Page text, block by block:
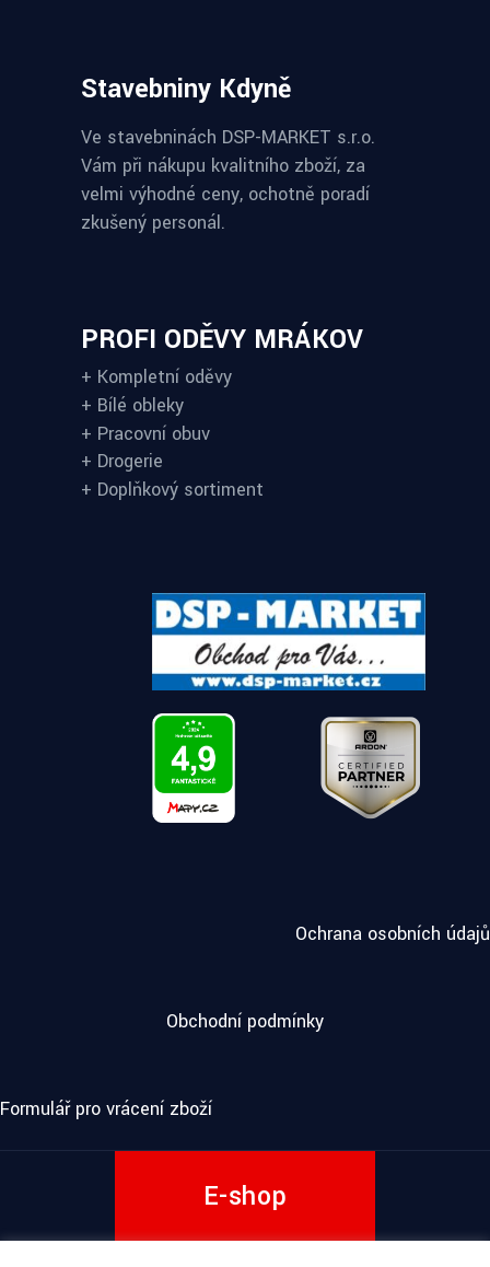
Stavebniny Kdyně
Ve stavebninách DSP-MARKET s.r.o.
Vám při nákupu kvalitního zboží, za
velmi výhodné ceny, ochotně poradí
zkušený personál.
PROFI ODĚVY MRÁKOV
+ Kompletní oděvy
+ Bílé obleky
+ Pracovní obuv
+ Drogerie
+ Doplňkový sortiment
Ochrana osobních údajů
Obchodní podmínky
Formulář pro vrácení zboží
E-shop